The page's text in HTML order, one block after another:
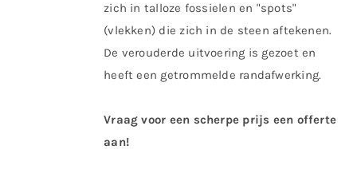
zich in talloze fossielen en "spots"
(vlekken) die zich in de steen aftekenen.
De verouderde uitvoering is gezoet en
heeft een getrommelde randafwerking.
Vraag voor een scherpe prijs een offerte
aan!